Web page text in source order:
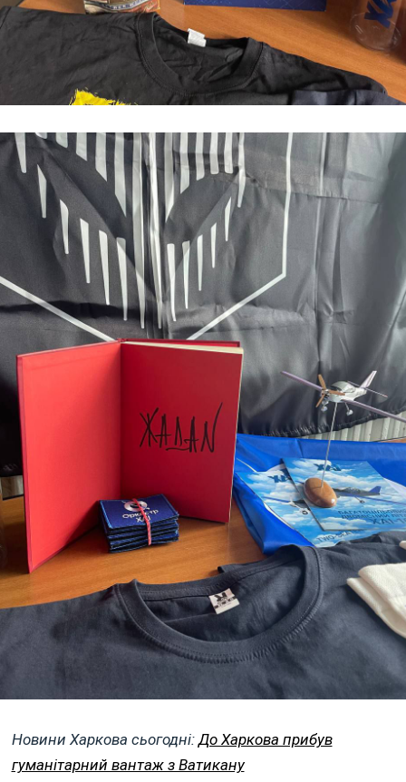
Новини Харкова сьогодні: До Харкова прибув
гуманітарний вантаж з Ватикану